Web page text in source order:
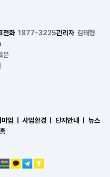
전화 1877-3225관리자 김태형
은
엄 ㅣ 사업환경 ㅣ 단지안내 ㅣ
뉴스
홈